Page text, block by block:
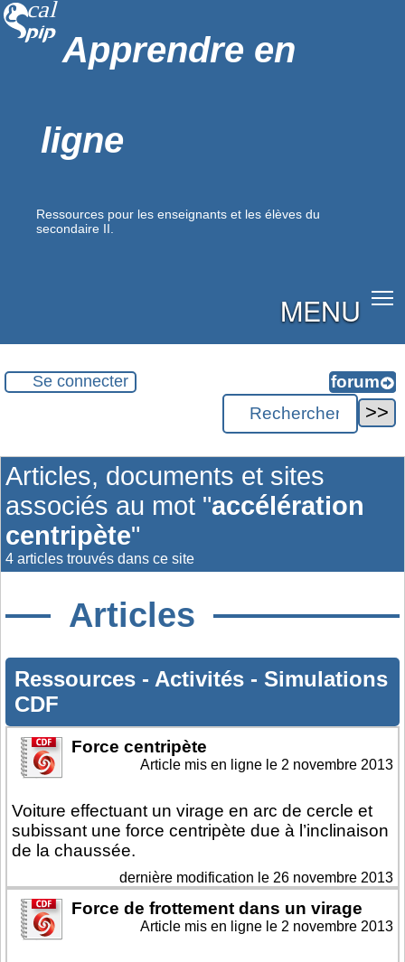
Apprendre en
ligne
Ressources pour les enseignants et les élèves du
secondaire II.
MENU
Se connecter
Articles, documents et sites
associés au mot "accélération
centripète"
4 articles trouvés dans ce site
Articles
Ressources - Activités - Simulations
CDF
Force centripète
Voiture effectuant un virage en arc de cercle et
subissant une force centripète due à l’inclinaison
de la chaussée.
Article mis en ligne le 2 novembre 2013
dernière modification le 26 novembre 2013
Force de frottement dans un virage
Article mis en ligne le 2 novembre 2013